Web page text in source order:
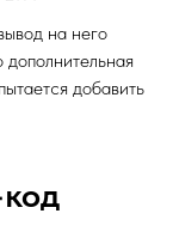
на него
добавить